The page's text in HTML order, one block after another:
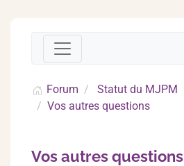
Forum
Statut du MJPM
Vos autres questions
Vos autres questions